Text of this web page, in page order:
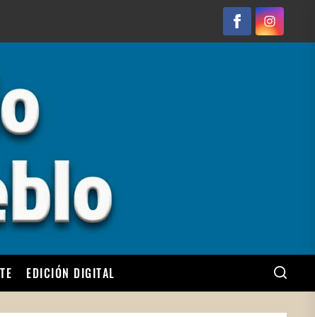
FacebookInstagram
EDICIÓN DIGITAL